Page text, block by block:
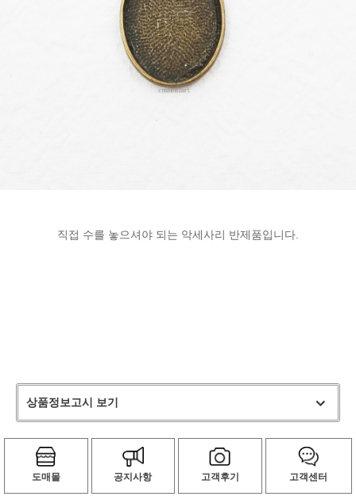
직접 수를 놓으셔야 되는 악세사리 반제품입니다.
상품정보고시 보기
도매몰 공지사항 고객후기 고객센터